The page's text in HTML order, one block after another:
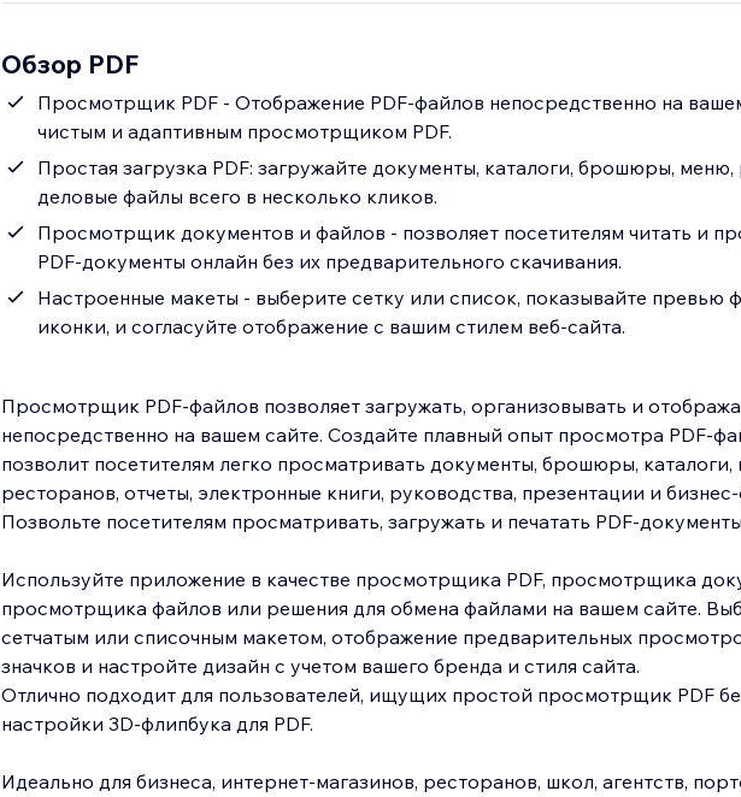
Обзор PDF
Просмотрщик PDF - Отображение PDF-файлов непосредственно на
чистым и адаптивным просмотрщиком PDF.
Простая загрузка PDF: загружайте документы, каталоги, брошюры,
деловые файлы всего в несколько кликов.
Просмотрщик документов и файлов - позволяет посетителям читать и
PDF-документы онлайн без их предварительного скачивания.
Настроенные макеты - выберите сетку или список, показывайте превью
иконки, и согласуйте отображение с вашим стилем веб-сайта.
Просмотрщик PDF-файлов позволяет загружать, организовывать и
непосредственно на вашем сайте. Создайте плавный опыт просмотра PDF-
позволит посетителям легко просматривать документы, брошюры,
ресторанов, отчеты, электронные книги, руководства, презентации и
Позвольте посетителям просматривать, загружать и печатать PDF-
Используйте приложение в качестве просмотрщика PDF, просмотрщика
просмотрщика файлов или решения для обмена файлами на вашем сайте.
сетчатым или списочным макетом, отображение предварительных
значков и настройте дизайн с учетом вашего бренда и стиля сайта.
Отлично подходит для пользователей, ищущих простой просмотрщик PDF
настройки 3D-флипбука для PDF.
Идеально для бизнеса, интернет-магазинов, ресторанов, школ, агентств,